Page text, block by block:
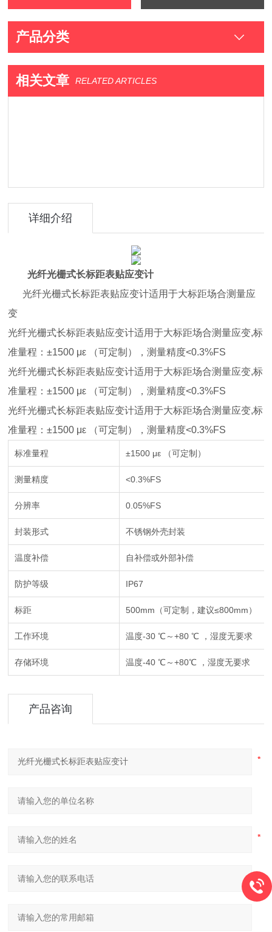
产品分类
相关文章 RELATED ARTICLES
详细介绍
光纤光栅式长标距表贴应变计
光纤光栅式长标距表贴应变计适用于大标距场合测量应
变
光纤光栅式长标距表贴应变计适用于大标距场合测量应变,标
准量程：±1500 με （可定制），测量精度<0.3%FS
光纤光栅式长标距表贴应变计适用于大标距场合测量应变,标
准量程：±1500 με （可定制），测量精度<0.3%FS
光纤光栅式长标距表贴应变计适用于大标距场合测量应变,标
准量程：±1500 με （可定制），测量精度<0.3%FS
标准量程 ±1500 με （可定制）
测量精度 <0.3%FS
分辨率 0.05%FS
封装形式 不锈钢外壳封装
温度补偿 自补偿或外部补偿
防护等级 IP67
标距 500mm（可定制，建议≤800mm）
工作环境 温度-30 ℃～+80 ℃ ，湿度无要求
存储环境 温度-40 ℃～+80℃ ，湿度无要求
产品咨询